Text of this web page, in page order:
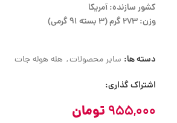
کشور سازنده: آمریکا
وزن: ۲۷۳ گرم (۳ بسته ۹۱ گرمی)
دسته ها: سایر محصولات, هله هوله جات
اشتراک گذاری:
955,000 تومان